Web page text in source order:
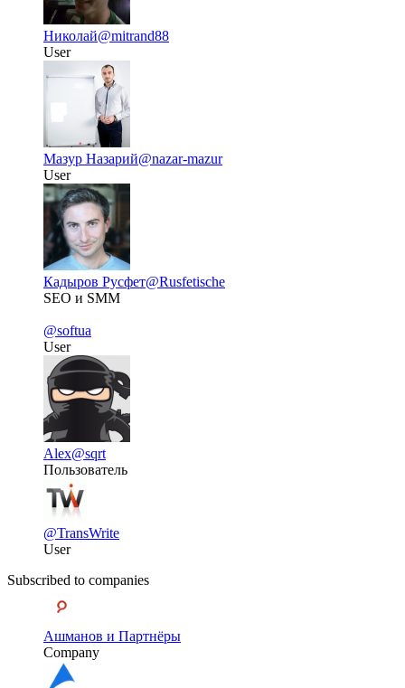
Николай@mitrand88
User
Мазур Назарий@nazar-mazur
User
Кадыров Русфет@Rusfetische
SEO и SMM
@softua
User
Alex@sqrt
Пользователь
@TransWrite
User
Subscribed to companies
Ашманов и Партнёры
Company